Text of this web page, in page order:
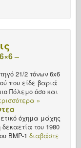
–
21/2 τόνων 6x6
που είδε βαριά
Πόλεμο όσο και
»
όχημα μάχης
του 1980
BMP-1 διαβάστε